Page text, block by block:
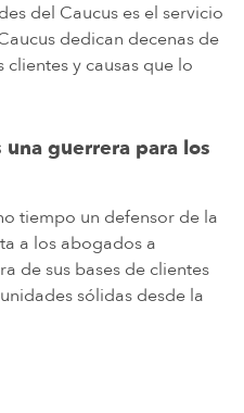
del Caucus es el servicio
dedican decenas de
y causas que lo
una guerrera para los
tiempo un defensor de la
a los abogados a
de sus bases de clientes
sólidas desde la